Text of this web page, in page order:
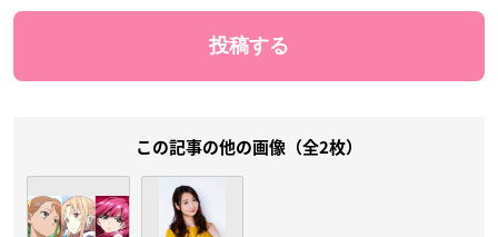
この記事の他の画像（全2枚）